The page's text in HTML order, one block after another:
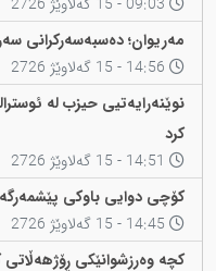
مەریوان؛ دەسبەسەرکرانی
نوێنەرایەتیی حیزب لە
کرد
کۆچی دوایی باوکی
کچە وەرزشوانێکی ڕۆژهەڵاتی